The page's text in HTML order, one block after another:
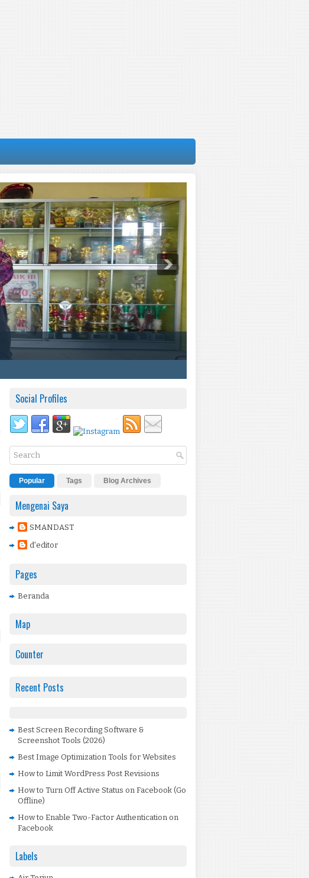
Social Profiles
Popular Tags Blog Archives
Mengenai Saya
SMANDAST
d'editor
Pages
Beranda
Map
Counter
Recent Posts
Best Screen Recording Software &
Screenshot Tools (2026)
Best Image Optimization Tools for Websites
How to Limit WordPress Post Revisions
How to Turn Off Active Status on Facebook (Go
Offline)
How to Enable Two-Factor Authentication on
Facebook
Labels